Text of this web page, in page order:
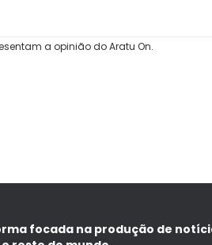
a opinião do Aratu On.
focada na produção de